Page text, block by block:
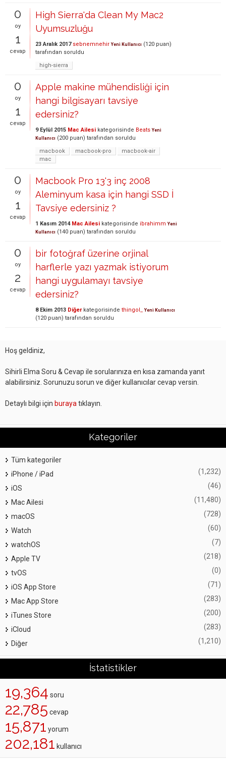
0
oy
1
cevap
High Sierra'da Clean My Mac2
Uyumsuzluğu
23 Aralık 2017 sebnemnehir Yeni Kullanıcı (120 puan)
tarafından soruldu
high-sierra
0
oy
1
cevap
Apple makine mühendisliği için
hangi bilgisayarı tavsiye
edersiniz?
9 Eylül 2015 Mac Ailesi kategorisinde Beats Yeni
Kullanıcı (200 puan) tarafından soruldu
macbook
macbook-pro
macbook-air
mac
0
oy
1
cevap
Macbook Pro 13'3 inç 2008
Aleminyum kasa için hangi SSD İ
Tavsiye edersiniz ?
1 Kasım 2014 Mac Ailesi kategorisinde ibrahimm Yeni
Kullanıcı (140 puan) tarafından soruldu
0
oy
2
cevap
bir fotoğraf üzerine orjinal
harflerle yazı yazmak istiyorum
hangi uygulamayı tavsiye
edersiniz?
8 Ekim 2013 Diğerkategorisinde thingol_ Yeni Kullanıcı
(120 puan) tarafından soruldu
Hoş geldiniz,
Sihirli Elma Soru & Cevap ile sorularınıza en kısa zamanda yanıt
alabilirsiniz. Sorunuzu sorun ve diğer kullanıcılar cevap versin.
Detaylı bilgi için buraya tıklayın.
Kategoriler
Tüm kategoriler
iPhone / iPad
(1,232)
iOS (46)
Mac Ailesi (11,480)
macOS (728)
Watch (60)
watchOS (7)
Apple TV (218)
tvOS (0)
iOS App Store (71)
Mac App Store (283)
iTunes Store (200)
iCloud (283)
Diğer (1,210)
İstatistikler
19,364 soru
22,785 cevap
15,871 yorum
202,181 kullanıcı